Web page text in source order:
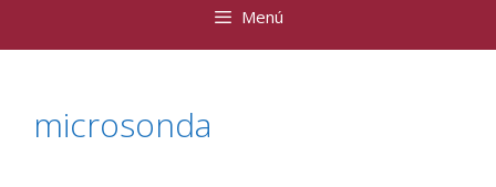
Menú
microsonda